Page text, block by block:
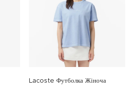
Lacoste Футболка Жіноча